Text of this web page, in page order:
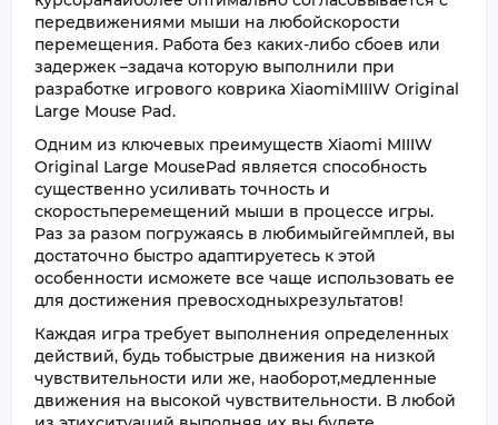
передвижениями мыши на любойскорости
перемещения. Работа без каких-либо сбоев или
задержек –задача которую выполнили при
разработке игрового коврика XiaomiMIIIW Original
Large Mouse Pad.
Одним из ключевых преимуществ Xiaomi MIIIW
Original Large MousePad является способность
существенно усиливать точность и
скоростьперемещений мыши в процессе игры.
Раз за разом погружаясь в любимыйгеймплей, вы
достаточно быстро адаптируетесь к этой
особенности исможете все чаще использовать ее
для достижения превосходныхрезультатов!
Каждая игра требует выполнения определенных
действий, будь тобыстрые движения на низкой
чувствительности или же, наоборот,медленные
движения на высокой чувствительности. В любой